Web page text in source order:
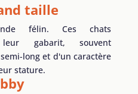
taille
félin. Ces chats
gabarit, souvent
long et d'un caractère
stature.